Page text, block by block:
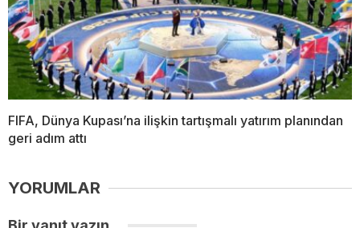
FIFA, Dünya Kupası’na ilişkin tartışmalı yatırım planından
geri adım attı
YORUMLAR